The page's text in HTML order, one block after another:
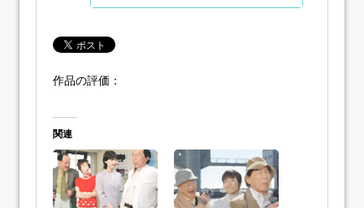
作品の評価：
関連